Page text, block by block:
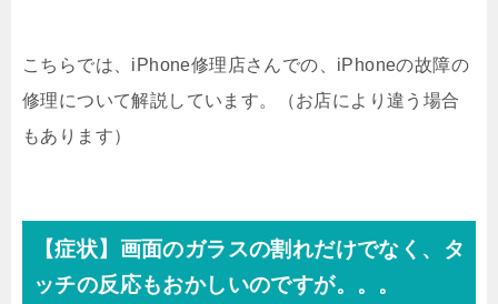
こちらでは、iPhone修理店さんでの、iPhoneの故障の
修理について解説しています。（お店により違う場合
もあります）
【症状】画面のガラスの割れだけでなく、タ
ッチの反応もおかしいのですが。。。